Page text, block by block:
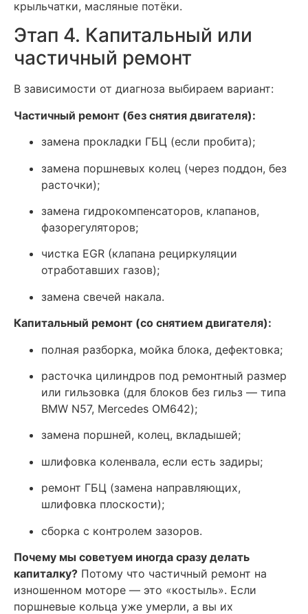
крыльчатки, масляные потёки.
Этап 4. Капитальный или
частичный ремонт
В зависимости от диагноза выбираем вариант:
Частичный ремонт (без снятия двигателя):
замена прокладки ГБЦ (если пробита);
замена поршневых колец (через поддон, без
расточки);
замена гидрокомпенсаторов, клапанов,
фазорегуляторов;
чистка EGR (клапана рециркуляции
отработавших газов);
замена свечей накала.
Капитальный ремонт (со снятием двигателя):
полная разборка, мойка блока, дефектовка;
расточка цилиндров под ремонтный размер
или гильзовка (для блоков без гильз — типа
BMW N57, Mercedes OM642);
замена поршней, колец, вкладышей;
шлифовка коленвала, если есть задиры;
ремонт ГБЦ (замена направляющих,
шлифовка плоскости);
сборка с контролем зазоров.
Почему мы советуем иногда сразу делать
капиталку? Потому что частичный ремонт на
изношенном моторе — это «костыль». Если
поршневые кольца уже умерли, а вы их